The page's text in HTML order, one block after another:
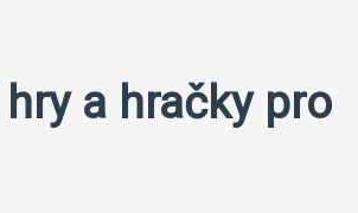
a hračky pro